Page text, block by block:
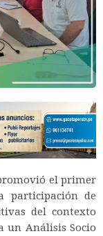
el primer
participación de
del contexto
un Análisis Socio